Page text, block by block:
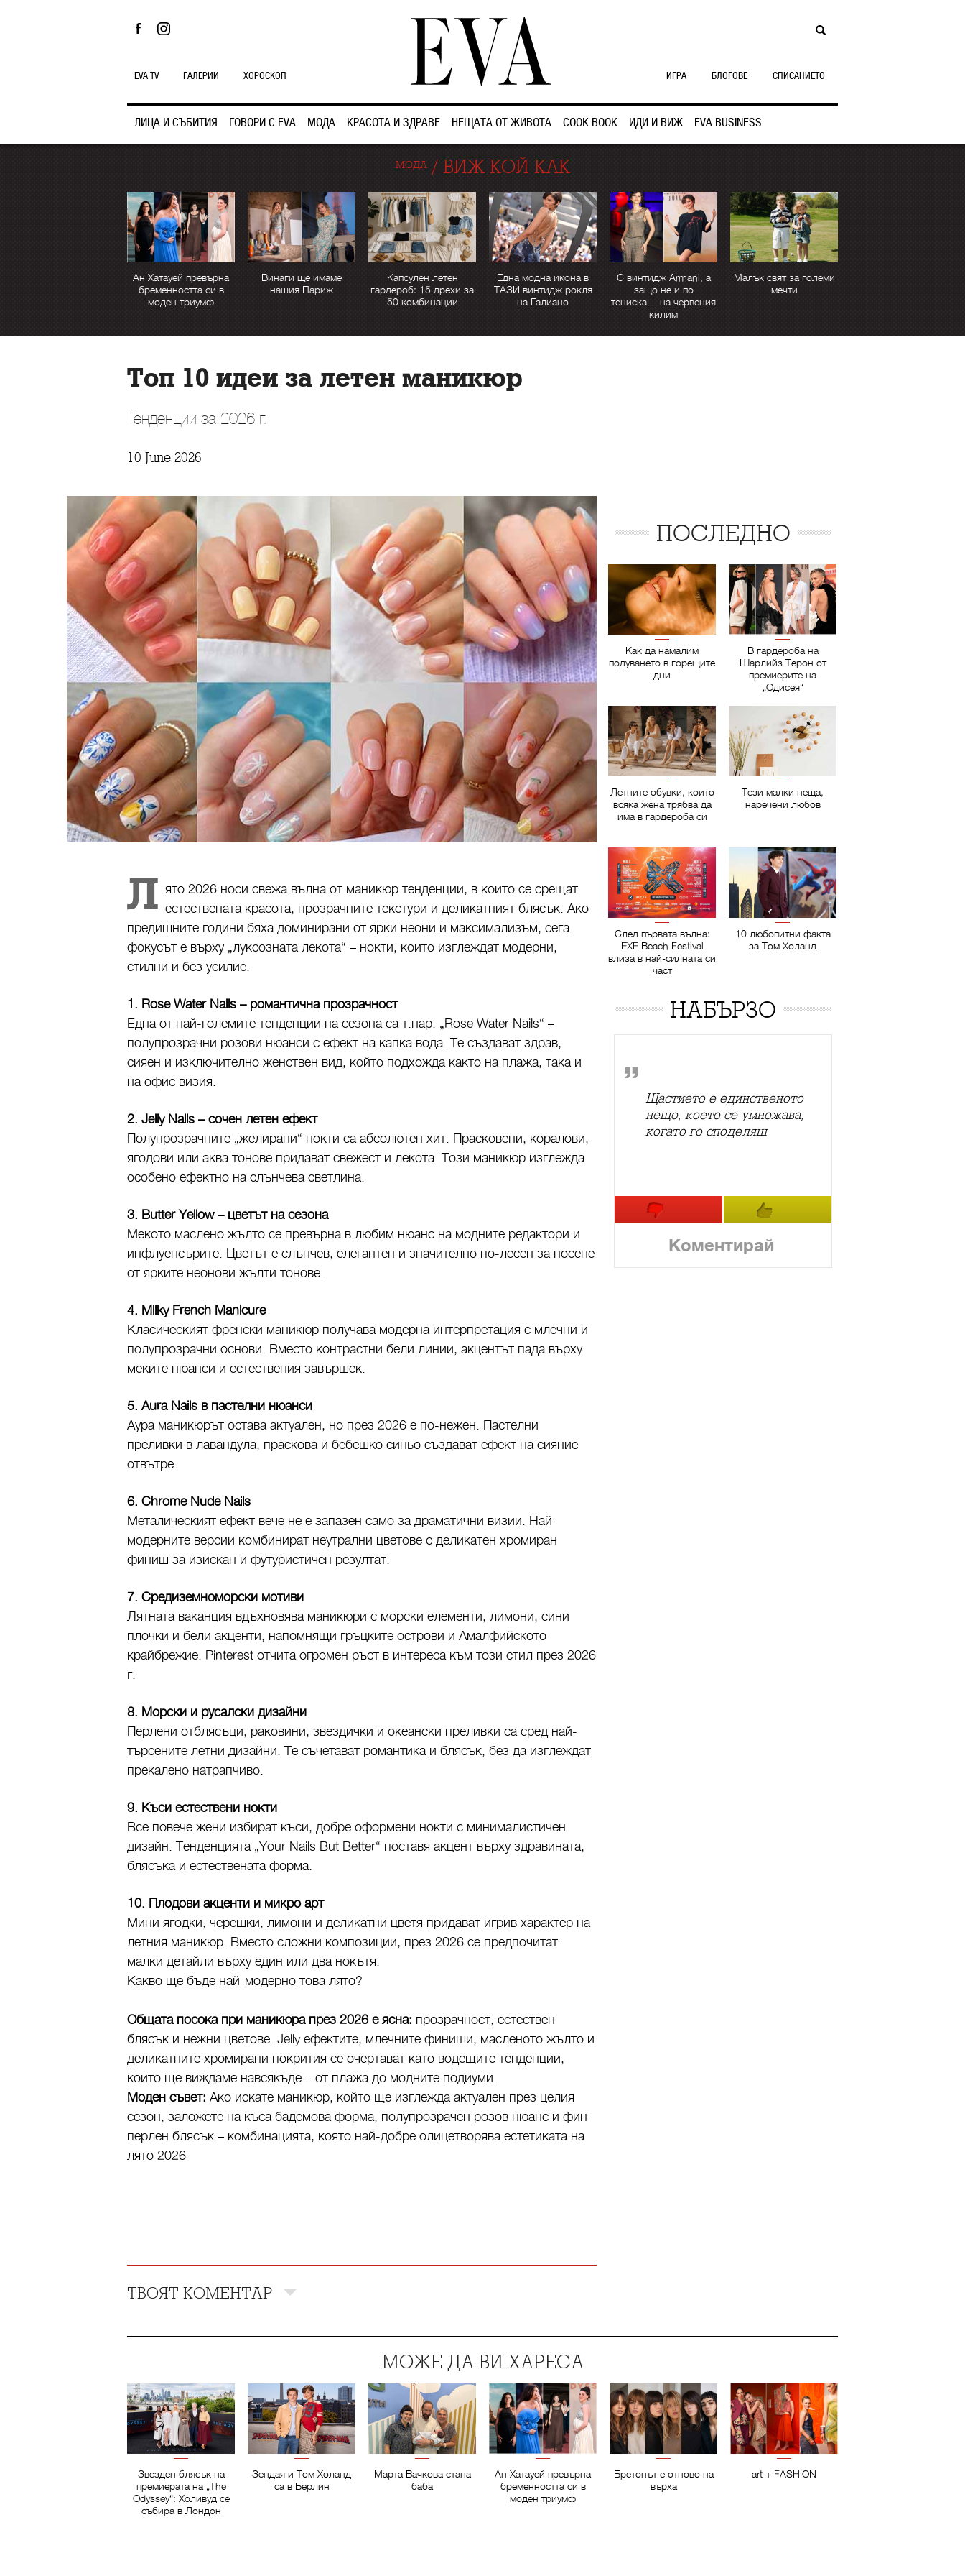
ЛИЦА И СЪБИТИЯ ГОВОРИ С EVA МОДА КРАСОТА И ЗДРАВЕ НЕЩАТА ОТ ЖИВОТА COOK BOOK ИДИ И ВИЖ EVA BUSINESS
EVA TV ГАЛЕРИИ ХОРОСКОП ИГРА БЛОГОВЕ СПИСАНИЕТО
МОДА/ ВИЖ КОЙ КАК
Ан Хатауей превърна
бременността си в
моден триумф
Винаги ще имаме
нашия Париж
Капсулен летен
гардероб: 15 дрехи за
50 комбинации
Една модна икона в
ТАЗИ винтидж рокля
на Галиано
С винтидж Armani, а
защо не и по
тениска… на червения
килим
Малък свят за големи
мечти
Топ 10 идеи за летен маникюр
Тенденции за 2026 г.
10 June 2026
Л ято 2026 носи свежа вълна от маникюр тенденции, в които се срещат
естествената красота, прозрачните текстури и деликатният блясък. Ако
предишните години бяха доминирани от ярки неони и максимализъм, сега
фокусът е върху „луксозната лекота“ – нокти, които изглеждат модерни,
стилни и без усилие.
1. Rose Water Nails – романтична прозрачност
Една от най-големите тенденции на сезона са т.нар. „Rose Water Nails“ –
полупрозрачни розови нюанси с ефект на капка вода. Те създават здрав,
сияен и изключително женствен вид, който подхожда както на плажа, така и
на офис визия.
2. Jelly Nails – сочен летен ефект
Полупрозрачните „желирани“ нокти са абсолютен хит. Прасковени, коралови,
ягодови или аква тонове придават свежест и лекота. Този маникюр изглежда
особено ефектно на слънчева светлина.
3. Butter Yellow – цветът на сезона
Мекото маслено жълто се превърна в любим нюанс на модните редактори и
инфлуенсърите. Цветът е слънчев, елегантен и значително по-лесен за носене
от ярките неонови жълти тонове.
4. Milky French Manicure
Класическият френски маникюр получава модерна интерпретация с млечни и
полупрозрачни основи. Вместо контрастни бели линии, акцентът пада върху
меките нюанси и естествения завършек.
5. Aura Nails в пастелни нюанси
Аура маникюрът остава актуален, но през 2026 е по-нежен. Пастелни
преливки в лавандула, праскова и бебешко синьо създават ефект на сияние
отвътре.
6. Chrome Nude Nails
Металическият ефект вече не е запазен само за драматични визии. Най-
модерните версии комбинират неутрални цветове с деликатен хромиран
финиш за изискан и футуристичен резултат.
7. Средиземноморски мотиви
Лятната ваканция вдъхновява маникюри с морски елементи, лимони, сини
плочки и бели акценти, напомнящи гръцките острови и Амалфийското
крайбрежие. Pinterest отчита огромен ръст в интереса към този стил през 2026
г.
8. Морски и русалски дизайни
Перлени отблясъци, раковини, звездички и океански преливки са сред най-
търсените летни дизайни. Те съчетават романтика и блясък, без да изглеждат
прекалено натрапчиво.
9. Къси естествени нокти
Все повече жени избират къси, добре оформени нокти с минималистичен
дизайн. Тенденцията „Your Nails But Better“ поставя акцент върху здравината,
блясъка и естествената форма.
10. Плодови акценти и микро арт
Мини ягодки, черешки, лимони и деликатни цветя придават игрив характер на
летния маникюр. Вместо сложни композиции, през 2026 се предпочитат
малки детайли върху един или два нокътя.
Какво ще бъде най-модерно това лято?
Общата посока при маникюра през 2026 е ясна: прозрачност, естествен
блясък и нежни цветове. Jelly ефектите, млечните финиши, масленото жълто и
деликатните хромирани покрития се очертават като водещите тенденции,
които ще виждаме навсякъде – от плажа до модните подиуми.
Моден съвет: Ако искате маникюр, който ще изглежда актуален през целия
сезон, заложете на къса бадемова форма, полупрозрачен розов нюанс и фин
перлен блясък – комбинацията, която най-добре олицетворява естетиката на
лято 2026
ТВОЯТ КОМЕНТАР
ПОСЛЕДНО
Как да намалим
подуването в горещите
дни
В гардероба на
Шарлийз Терон от
премиерите на
„Одисея“
Летните обувки, които
всяка жена трябва да
има в гардероба си
Тези малки неща,
наречени любов
След първата вълна:
EXE Beach Festival
влиза в най-силната си
част
10 любопитни факта
за Том Холанд
НАБЪРЗО
Щастието е единственото
нещо, което се умножава,
когато го споделяш
Коментирай
МОЖЕ ДА ВИ ХАРЕСА
Звезден блясък на
премиерата на „The
Odyssey“: Холивуд се
събира в Лондон
Зендая и Том Холанд
са в Берлин
Марта Вачкова стана
баба
Ан Хатауей превърна
бременността си в
моден триумф
Бретонът е отново на
върха
art + FASHION